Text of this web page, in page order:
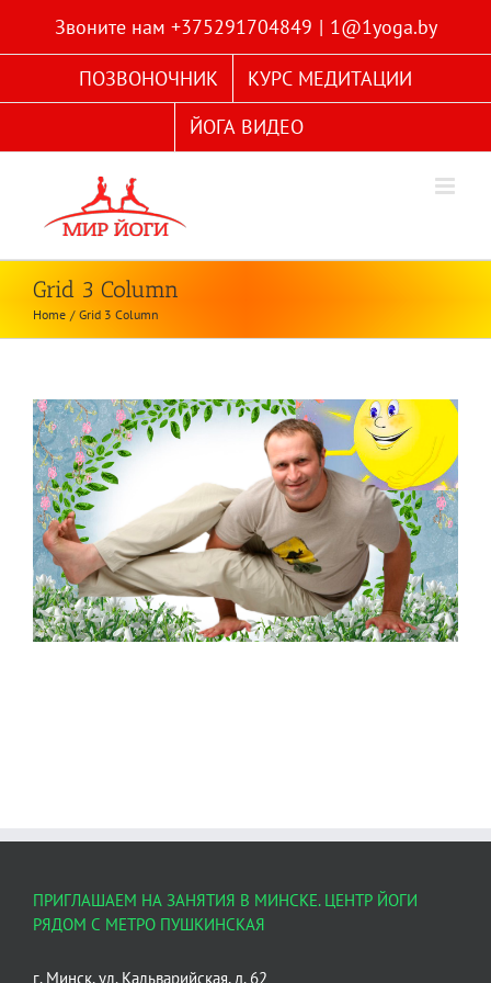
content
Звоните нам +375291704849 | 1@1yoga.by
ПОЗВОНОЧНИК
КУРС МЕДИТАЦИИ
ЙОГА ВИДЕО
Grid 3 Column
Home Grid 3 Column
ПРИГЛАШАЕМ НА ЗАНЯТИЯ В МИНСКЕ. ЦЕНТР ЙОГИ
РЯДОМ С МЕТРО ПУШКИНСКАЯ
г. Минск, ул. Кальварийская, д. 62